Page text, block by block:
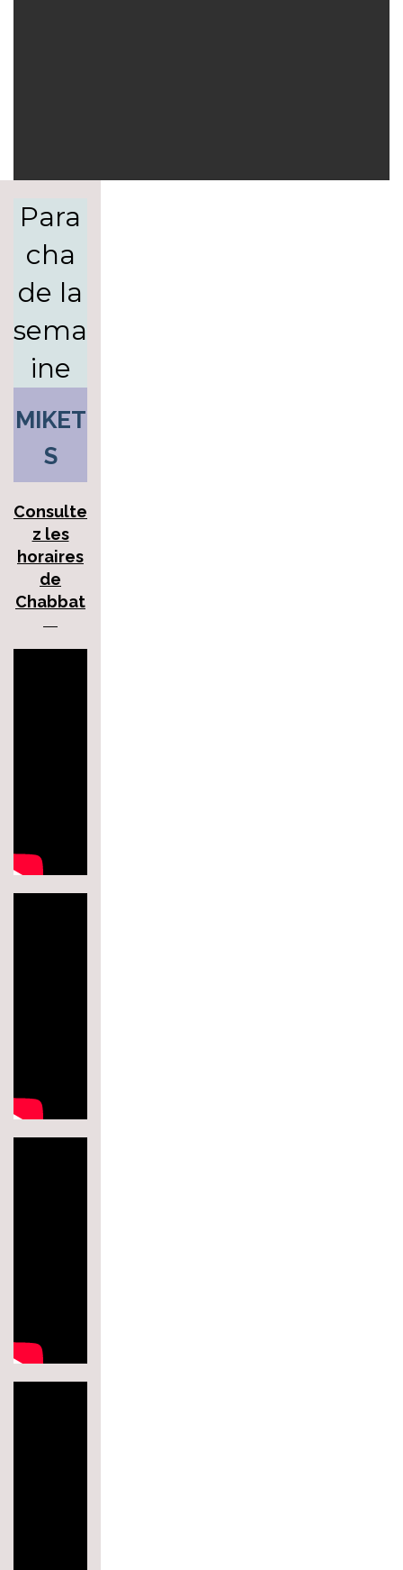
Para
cha
de la
sema
ine
MIKET
S
Consulte
z les
horaires
de
Chabbat